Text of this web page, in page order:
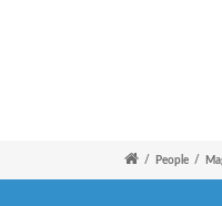
/ People /